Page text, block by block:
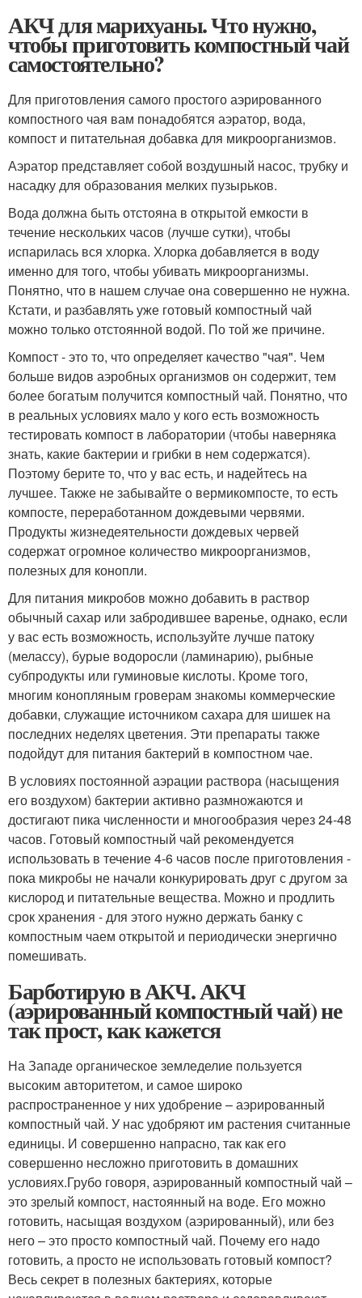
АКЧ для марихуаны. Что нужно,
чтобы приготовить компостный чай
самостоятельно?
Для приготовления самого простого аэрированного
компостного чая вам понадобятся аэратор, вода,
компост и питательная добавка для микроорганизмов.
Аэратор представляет собой воздушный насос, трубку и
насадку для образования мелких пузырьков.
Вода должна быть отстояна в открытой емкости в
течение нескольких часов (лучше сутки), чтобы
испарилась вся хлорка. Хлорка добавляется в воду
именно для того, чтобы убивать микроорганизмы.
Понятно, что в нашем случае она совершенно не нужна.
Кстати, и разбавлять уже готовый компостный чай
можно только отстоянной водой. По той же причине.
Компост - это то, что определяет качество "чая". Чем
больше видов аэробных организмов он содержит, тем
более богатым получится компостный чай. Понятно, что
в реальных условиях мало у кого есть возможность
тестировать компост в лаборатории (чтобы наверняка
знать, какие бактерии и грибки в нем содержатся).
Поэтому берите то, что у вас есть, и надейтесь на
лучшее. Также не забывайте о вермикомпосте, то есть
компосте, переработанном дождевыми червями.
Продукты жизнедеятельности дождевых червей
содержат огромное количество микроорганизмов,
полезных для конопли.
Для питания микробов можно добавить в раствор
обычный сахар или забродившее варенье, однако, если
у вас есть возможность, используйте лучше патоку
(мелассу), бурые водоросли (ламинарию), рыбные
субпродукты или гуминовые кислоты. Кроме того,
многим конопляным гроверам знакомы коммерческие
добавки, служащие источником сахара для шишек на
последних неделях цветения. Эти препараты также
подойдут для питания бактерий в компостном чае.
В условиях постоянной аэрации раствора (насыщения
его воздухом) бактерии активно размножаются и
достигают пика численности и многообразия через 24-48
часов. Готовый компостный чай рекомендуется
использовать в течение 4-6 часов после приготовления -
пока микробы не начали конкурировать друг с другом за
кислород и питательные вещества. Можно и продлить
срок хранения - для этого нужно держать банку с
компостным чаем открытой и периодически энергично
помешивать.
Барботирую в АКЧ. АКЧ
(аэрированный компостный чай) не
так прост, как кажется
На Западе органическое земледелие пользуется
высоким авторитетом, и самое широко
распространенное у них удобрение – аэрированный
компостный чай. У нас удобряют им растения считанные
единицы. И совершенно напрасно, так как его
совершенно несложно приготовить в домашних
условиях.Грубо говоря, аэрированный компостный чай –
это зрелый компост, настоянный на воде. Его можно
готовить, насыщая воздухом (аэрированный), или без
него – это просто компостный чай. Почему его надо
готовить, а просто не использовать готовый компост?
Весь секрет в полезных бактериях, которые